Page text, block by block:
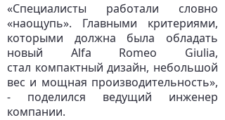
«Специалисты работали словно
«наощупь». Главными критериями,
которыми должна была обладать
новый Alfa Romeo Giulia,
стал компактный дизайн, небольшой
вес и мощная производительность»,
- поделился ведущий инженер
компании.